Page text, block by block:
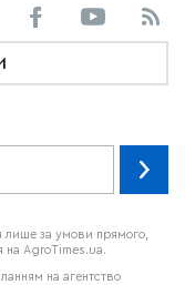
лише за умови прямого,
на AgroTimes.ua.
на агентство